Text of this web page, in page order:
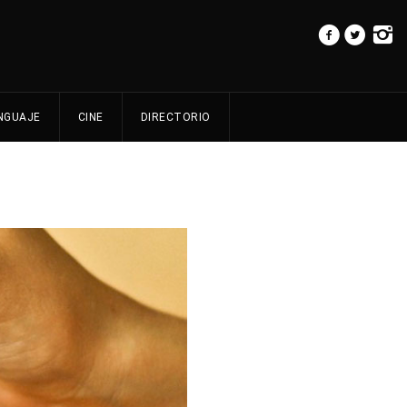
CINE DIRECTORIO